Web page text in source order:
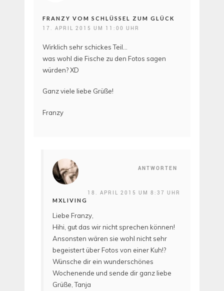
FRANZY VOM SCHLÜSSEL ZUM GLÜCK
17. APRIL 2015 UM 11:00 UHR
Wirklich sehr schickes Teil…
was wohl die Fische zu den Fotos sagen
würden? XD
Ganz viele liebe Grüße!
Franzy
ANTWORTEN
MXLIVING
18. APRIL 2015 UM 8:37 UHR
Liebe Franzy,
Hihi, gut das wir nicht sprechen können!
Ansonsten wären sie wohl nicht sehr
begeistert über Fotos von einer Kuh!?
Wünsche dir ein wunderschönes
Wochenende und sende dir ganz liebe
Grüße, Tanja